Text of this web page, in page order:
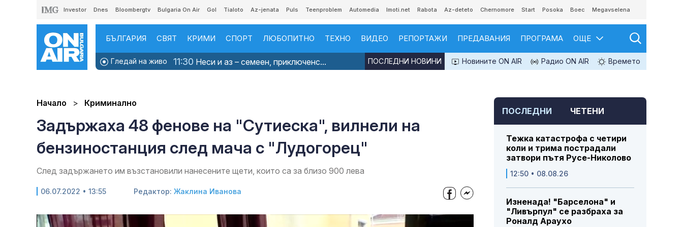
Investor Dnes Bloombergtv Bulgaria On Air Gol Tialoto Az-jenata Puls Teenproblem Automedia Imoti.net Rabota Az-deteto Chernomore Start Posoka Boec Megavselena
БЪЛГАРИЯ СВЯТ КРИМИ СПОРТ ЛЮБОПИТНО ТЕХНО ВИДЕО РЕПОРТАЖИ ПРЕДАВАНИЯ ПРОГРАМА ОЩЕ
Гледай на живо 11:30 Неси и аз – семеен, приключенс... Новините ON AIR Радио ON AIR Времето
ПОСЛЕДНИ НОВИНИ
Начало Криминално
Задържаха 48 фенове на "Сутиеска", вилнели на
бензиностанция след мача с "Лудогорец"
След задържането им възстановили нанесените щети, които са за близо 900 лева
06.07.2022 • 13:55 Редактор: Жаклина Иванова
ПОСЛЕДНИ ЧЕТЕНИ
Тежка катастрофа с четири
коли и трима пострадали
затвори пътя Русе-Николово
12:50 • 08.08.26
Изненада! "Барселона" и
"Ливърпул" се разбраха за
Роналд Араухо